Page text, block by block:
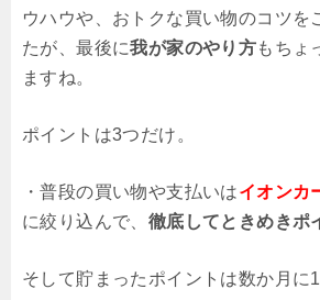
ウハウや、おトクな買い物のコツを
たが、最後に我が家のやり方もちょ
ますね。
ポイントは3つだけ。
・普段の買い物や支払いはイオンカ
に絞り込んで、 徹底してときめきポ
そして貯まったポイントは数か月に